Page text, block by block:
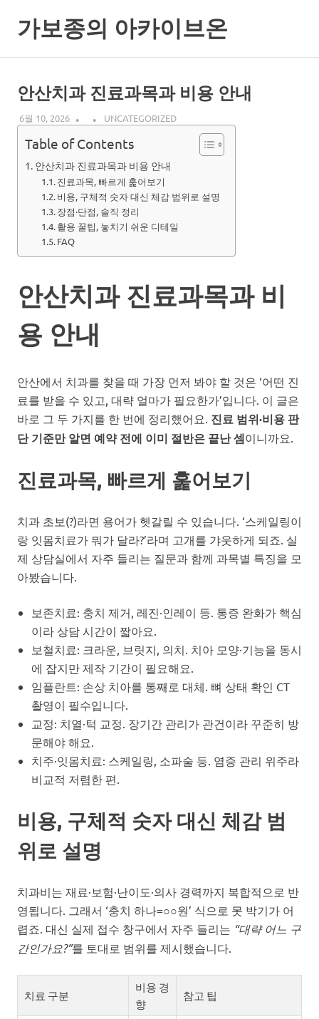
content
가보종의 아카이브온
안산치과 진료과목과 비용 안내
6월 10, 2026 UNCATEGORIZED
Table of Contents
안산치과 진료과목과 비용 안내
진료과목, 빠르게 훑어보기
비용, 구체적 숫자 대신 체감 범위로 설명
장점·단점, 솔직 정리
활용 꿀팁, 놓치기 쉬운 디테일
FAQ
안산치과 진료과목과 비
용 안내
안산에서 치과를 찾을 때 가장 먼저 봐야 할 것은 ‘어떤 진
료를 받을 수 있고, 대략 얼마가 필요한가’입니다. 이 글은
바로 그 두 가지를 한 번에 정리했어요. 진료 범위·비용 판
단 기준만 알면 예약 전에 이미 절반은 끝난 셈이니까요.
진료과목, 빠르게 훑어보기
치과 초보(?)라면 용어가 헷갈릴 수 있습니다. ‘스케일링이
랑 잇몸치료가 뭐가 달라?’라며 고개를 갸웃하게 되죠. 실
제 상담실에서 자주 들리는 질문과 함께 과목별 특징을 모
아봤습니다.
보존치료: 충치 제거, 레진·인레이 등. 통증 완화가 핵심
이라 상담 시간이 짧아요.
보철치료: 크라운, 브릿지, 의치. 치아 모양·기능을 동시
에 잡지만 제작 기간이 필요해요.
임플란트: 손상 치아를 통째로 대체. 뼈 상태 확인 CT
촬영이 필수입니다.
교정: 치열·턱 교정. 장기간 관리가 관건이라 꾸준히 방
문해야 해요.
치주·잇몸치료: 스케일링, 소파술 등. 염증 관리 위주라
비교적 저렴한 편.
비용, 구체적 숫자 대신 체감 범
위로 설명
치과비는 재료·보험·난이도·의사 경력까지 복합적으로 반
영됩니다. 그래서 ‘충치 하나=○○원’ 식으로 못 박기가 어
렵죠. 대신 실제 접수 창구에서 자주 들리는 “대략 어느 구
간인가요?”를 토대로 범위를 제시했습니다.
치료 구분
비용 경
향
참고 팁